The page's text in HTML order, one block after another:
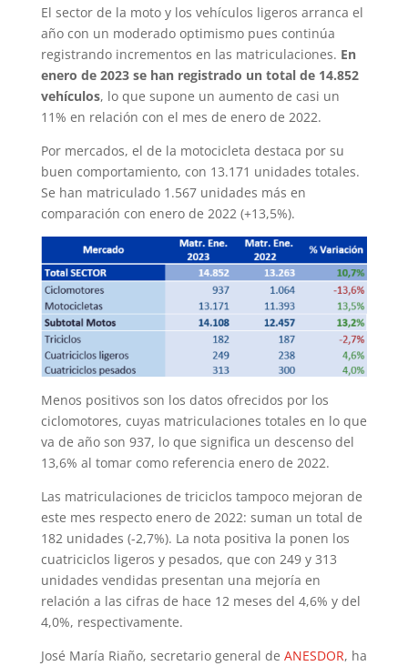
El sector de la moto y los vehículos ligeros arranca el
año con un moderado optimismo pues continúa
registrando incrementos en las matriculaciones. En
enero de 2023 se han registrado un total de 14.852
vehículos, lo que supone un aumento de casi un
11% en relación con el mes de enero de 2022.
Por mercados, el de la motocicleta destaca por su
buen comportamiento, con 13.171 unidades totales.
Se han matriculado 1.567 unidades más en
comparación con enero de 2022 (+13,5%).
Menos positivos son los datos ofrecidos por los
ciclomotores, cuyas matriculaciones totales en lo que
va de año son 937, lo que significa un descenso del
13,6% al tomar como referencia enero de 2022.
Las matriculaciones de triciclos tampoco mejoran de
este mes respecto enero de 2022: suman un total de
182 unidades (-2,7%). La nota positiva la ponen los
cuatriciclos ligeros y pesados, que con 249 y 313
unidades vendidas presentan una mejoría en
relación a las cifras de hace 12 meses del 4,6% y del
4,0%, respectivamente.
José María Riaño, secretario general de ANESDOR, ha